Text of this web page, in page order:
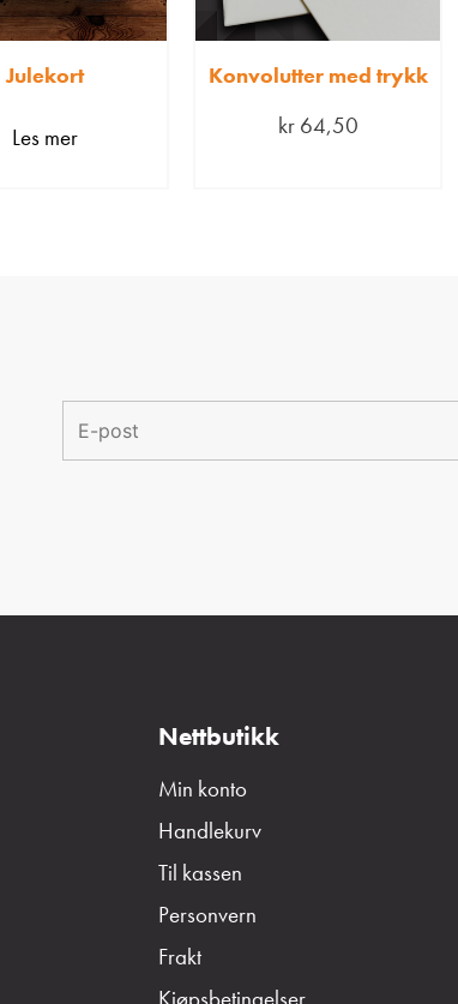
Julekort
Les mer
Konvolutter med trykk
kr64,50
Nettbutikk
Min konto
Handlekurv
Til kassen
Personvern
Frakt